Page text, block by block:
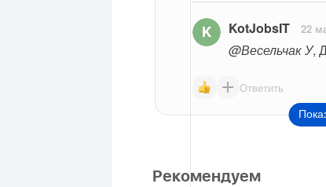
KotJobsIT 22
@Весельчак У,
Ответить
Рекомендуем